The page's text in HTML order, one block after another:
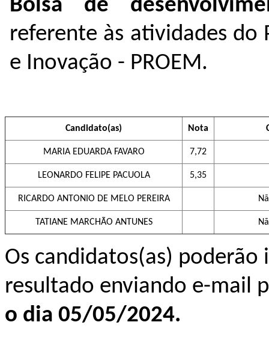
Bolsa de
referente às atividades do
e Inovação - PROEM.
Candidato(as) Nota
MARIA EDUARDA FAVARO 7,72
LEONARDO FELIPE PACUOLA 5,35
RICARDO ANTONIO DE MELO PEREIRA
TATIANE MARCHÃO ANTUNES
Os candidatos(as)
resultado enviando e-mail
o dia 05/05/2024.